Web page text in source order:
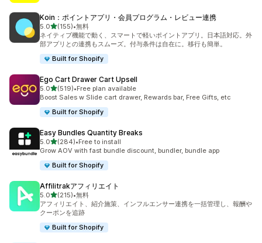
Koin：ポイントアプリ・会員プログラム・レビュー連携
5.05つ星中
(155)
合計レビュー数：155件
•無料
ネイティブ機能で動く、スマートで軽いポイントアプリ。日本語対応。外
部アプリとの連携もスムーズ。付与条件は自在に。移行も簡単。
Built for Shopify
Ego Cart Drawer Cart Upsell
5.05つ星中
(519)
合計レビュー数：519件
•Free plan available
Boost Sales w Slide cart drawer, Rewards bar, Free Gifts, etc
Built for Shopify
Easy Bundles Quantity Breaks
5.05つ星中
(284)
合計レビュー数：284件
•Free to install
Grow AOV with fast bundle discount, bundler, bundle app
Built for Shopify
Affilitrakアフィリエイト
5.05つ星中
(215)
合計レビュー数：215件
•無料
アフィリエイト、紹介施策、インフルエンサー連携を一括管理し、報酬や
クーポンを追跡
Built for Shopify